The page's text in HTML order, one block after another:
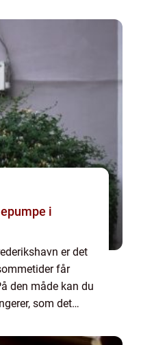
i
er det
får
den måde kan du
som det
og kan li...